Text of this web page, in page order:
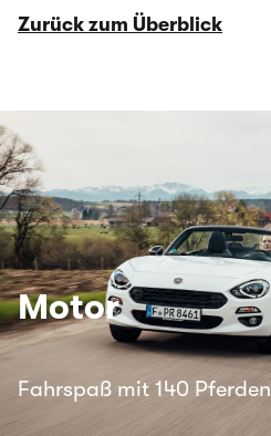
Zurück zum Überblick
Motor
Fahrspaß mit 140 Pferden